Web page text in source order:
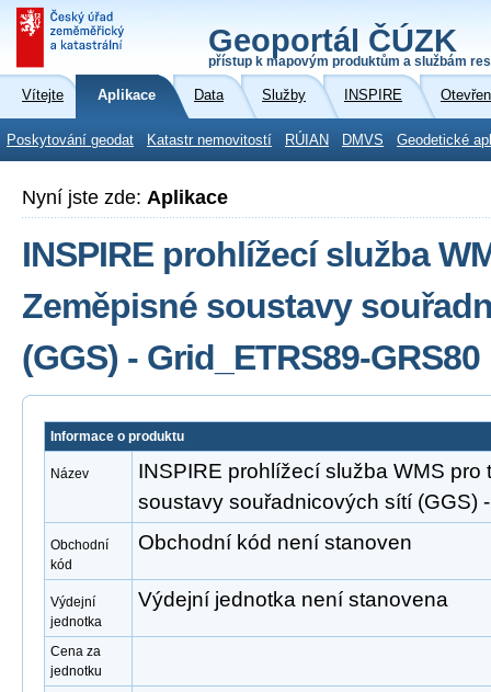
Geoportál ČÚZK
přístup k mapovým produktům a službám
Vítejte Aplikace Data Služby INSPIRE
Poskytování geodat Katastr nemovitostí RÚIAN DMVS Geodetické
Nyní jste zde: Aplikace
INSPIRE prohlížecí služba
Zeměpisné soustavy
(GGS) - Grid_ETRS89-GRS80
Informace o produktu
Název
INSPIRE prohlížecí služba WMS pro
soustavy souřadnicových sítí (GGS)
Obchodní
kód
Obchodní kód není stanoven
Výdejní
jednotka
Výdejní jednotka není stanovena
Cena za
jednotku